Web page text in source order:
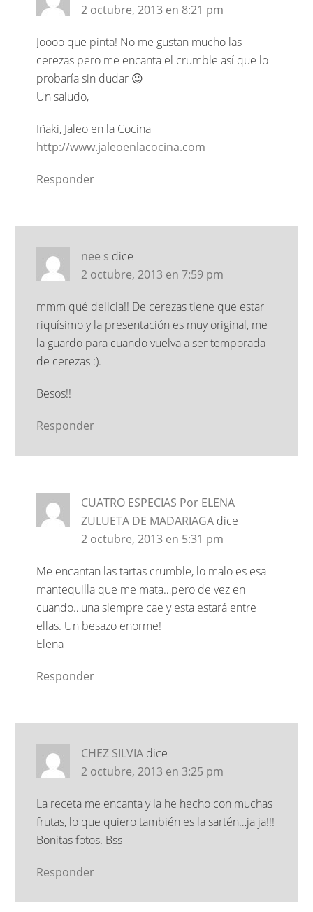
2 octubre, 2013 en 8:21 pm
Joooo que pinta! No me gustan mucho las
cerezas pero me encanta el crumble así que lo
probaría sin dudar 😉
Un saludo,
Iñaki, Jaleo en la Cocina
http://www.jaleoenlacocina.com
Responder
nee s dice
2 octubre, 2013 en 7:59 pm
mmm qué delicia!! De cerezas tiene que estar
riquísimo y la presentación es muy original, me
la guardo para cuando vuelva a ser temporada
de cerezas :).
Besos!!
Responder
CUATRO ESPECIAS Por ELENA
ZULUETA DE MADARIAGA dice
2 octubre, 2013 en 5:31 pm
Me encantan las tartas crumble, lo malo es esa
mantequilla que me mata…pero de vez en
cuando…una siempre cae y esta estará entre
ellas. Un besazo enorme!
Elena
Responder
CHEZ SILVIA dice
2 octubre, 2013 en 3:25 pm
La receta me encanta y la he hecho con muchas
frutas, lo que quiero también es la sartén…ja ja!!!
Bonitas fotos. Bss
Responder